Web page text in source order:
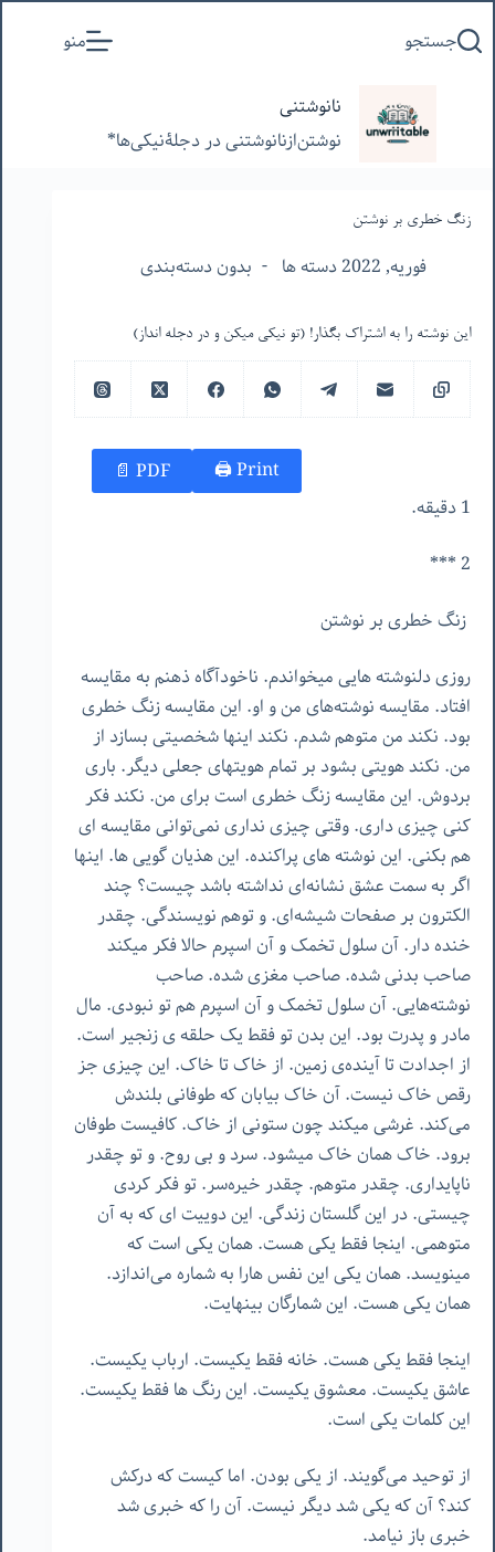
به
جستجو منو
نانوشتنی
نوشتن‌از‌نانوشتنی‌ در‌ دجلۀنیکی‌ها*
زنگ خطری بر نوشتن
فوریه, 2022 دسته ها بدون دسته‌بندی
این نوشته را به اشتراک بگذار! (تو نیکی میکن و در دجله انداز)
Print 🖨
PDF 📄
1 دقیقه.
2 ***
زنگ خطری بر نوشتن
روزی دلنوشته هایی میخواندم. ناخودآگاه ذهنم به مقایسه
افتاد. مقایسه نوشته‌های من و‌ او. این مقایسه زنگ خطری
بود. نکند من متوهم شدم. نکند اینها شخصیتی بسازد از
من. نکند هویتی بشود بر تمام هویتهای جعلی دیگر. باری
بردوش. این مقایسه زنگ خطری است برای من. نکند فکر
کنی چیزی داری. وقتی چیزی نداری نمی‌توانی مقایسه ای
هم بکنی. این نوشته های پراکنده. این هذیان گویی ها. اینها
اگر به سمت عشق نشانه‌ای نداشته باشد چیست؟ چند
الکترون بر صفحات شیشه‌ای. و توهم نویسندگی. چقدر
خنده دار. آن سلول تخمک و آن اسپرم حالا فکر میکند
صاحب بدنی شده. صاحب مغزی شده. صاحب
نوشته‌هایی. آن سلول تخمک و آن اسپرم هم تو نبودی. مال
مادر و پدرت بود. این بدن تو فقط یک حلقه ‌ی زنجیر است.
از اجدادت تا آینده‌ی زمین. از خاک تا خاک. این چیزی جز
رقص خاک نیست. آن خاک بیابان که طوفانی بلندش
می‌کند. غرشی میکند چون ستونی از خاک. کافیست طوفان
برود. خاک همان خاک میشود. سرد و بی روح. و تو چقدر
ناپایداری. چقدر متوهم. چقدر خیره‌سر. تو فکر کردی
چیستی. در این گلستان زندگی. این دوییت ای که به آن
متوهمی. اینجا فقط یکی هست. همان یکی است که
مینویسد. همان یکی این نفس هارا به شماره می‌اندازد.
همان یکی هست. این شمارگان بینهایت.
اینجا فقط یکی هست. خانه فقط یکیست. ارباب یکیست.
عاشق یکیست. معشوق یکیست. این رنگ ها فقط یکیست.
این کلمات یکی است.
از توحید می‌گویند. از یکی بودن. اما کیست که درکش
کند؟ آن که یکی شد دیگر نیست. آن را که خبری شد
خبری باز نیامد.